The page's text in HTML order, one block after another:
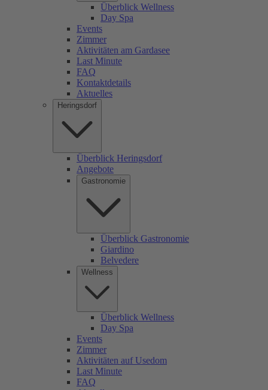
Überblick Wellness
Day Spa
Events
Zimmer
Aktivitäten am Gardasee
Last Minute
FAQ
Kontaktdetails
Aktuelles
Heringsdorf
Überblick Heringsdorf
Angebote
Gastronomie
Überblick Gastronomie
Giardino
Belvedere
Wellness
Überblick Wellness
Day Spa
Events
Zimmer
Aktivitäten auf Usedom
Last Minute
FAQ